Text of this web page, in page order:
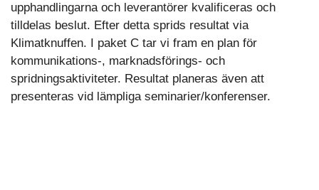
upphandlingarna och leverantörer kvalificeras och
tilldelas beslut. Efter detta sprids resultat via
Klimatknuffen. I paket C tar vi fram en plan för
kommunikations-, marknadsförings- och
spridningsaktiviteter. Resultat planeras även att
presenteras vid lämpliga seminarier/konferenser.